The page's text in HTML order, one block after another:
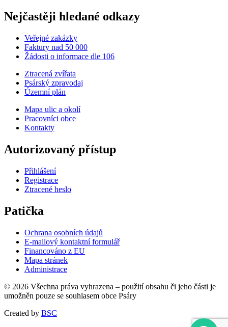
Nejčastěji hledané odkazy
Veřejné zakázky
Faktury nad 50 000
Žádosti o informace dle 106
Ztracená zvířata
Psárský zpravodaj
Územní plán
Mapa ulic a okolí
Pracovníci obce
Kontakty
Autorizovaný přístup
Přihlášení
Registrace
Ztracené heslo
Patička
Ochrana osobních údajů
E-mailový kontaktní formulář
Financováno z EU
Mapa stránek
Administrace
© 2026 Všechna práva vyhrazena – použití obsahu či jeho části je
umožněn pouze se souhlasem obce Psáry
Created by BSC